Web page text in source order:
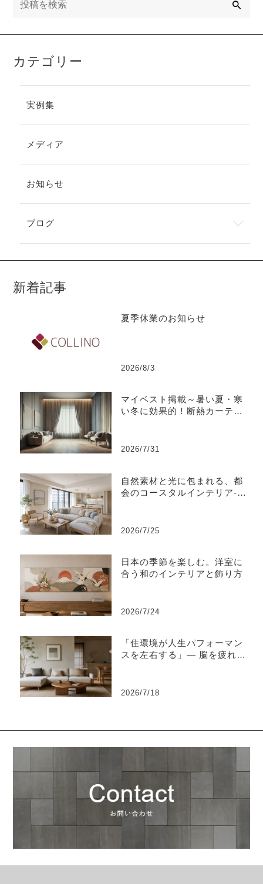
カテゴリー
実例集
メディア
お知らせ
ブログ
新着記事
夏季休業のお知らせ
2026/8/3
マイベスト掲載～暑い夏・寒
い冬に効果的！断熱カーテン
2026/7/31
自然素材と光に包まれる、都
会のコースタルインテリア-江
2026/7/25
日本の季節を楽しむ。洋室に
合う和のインテリアと飾り方
2026/7/24
「住環境が人生パフォーマン
スを左右する」― 脳を疲れさ
2026/7/18